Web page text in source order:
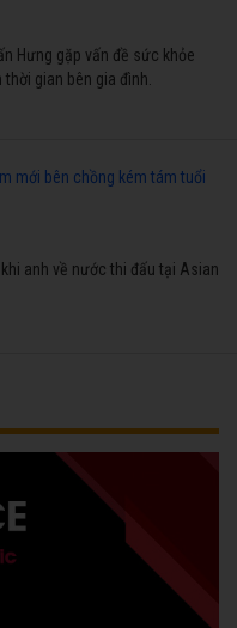
Hưng gặp vấn đề sức khỏe
gian bên gia đình.
mới bên chồng kém tám tuổi
anh về nước thi đấu tại Asian